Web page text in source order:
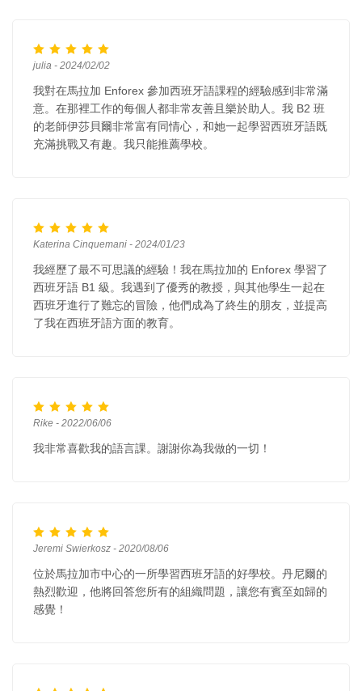
julia - 2024/02/02
我對在馬拉加 Enforex 參加西班牙語課程的經驗感到非常滿
意。在那裡工作的每個人都非常友善且樂於助人。我 B2 班
的老師伊莎貝爾非常富有同情心，和她一起學習西班牙語既
充滿挑戰又有趣。我只能推薦學校。
Katerina Cinquemani - 2024/01/23
我經歷了最不可思議的經驗！我在馬拉加的 Enforex 學習了
西班牙語 B1 級。我遇到了優秀的教授，與其他學生一起在
西班牙進行了難忘的冒險，他們成為了終生的朋友，並提高
了我在西班牙語方面的教育。
Rike - 2022/06/06
我非常喜歡我的語言課。謝謝你為我做的一切！
Jeremi Swierkosz - 2020/08/06
位於馬拉加市中心的一所學習西班牙語的好學校。丹尼爾的
熱烈歡迎，他將回答您所有的組織問題，讓您有賓至如歸的
感覺！